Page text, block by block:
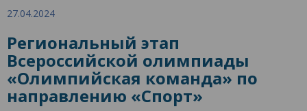
27.04.2024
Региональный этап
Всероссийской олимпиады
«Олимпийская команда» по
направлению «Спорт»